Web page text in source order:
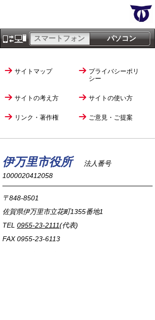
パソコン
スマートフォン
サイトマップ
プライバシーポリ
シー
サイトの考え方 サイトの使い方
リンク・著作権 ご意見・ご提案
伊万里市役所
法人番号
1000020412058
〒848-8501
佐賀県伊万里市立花町1355番地1
TEL 0955-23-2111(代表)
FAX 0955-23-6113